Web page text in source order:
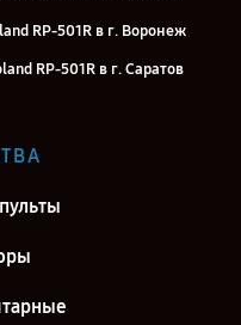
RP-501R в г. Воронеж
RP-501R в г. Саратов
RP-501R в г. Киров
501R в г. Санкт-Петербург